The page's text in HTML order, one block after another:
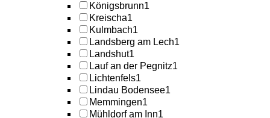
Königsbrunn1
Kreischa1
Kulmbach1
Landsberg am Lech1
Landshut1
Lauf an der Pegnitz1
Lichtenfels1
Lindau Bodensee1
Memmingen1
Mühldorf am Inn1